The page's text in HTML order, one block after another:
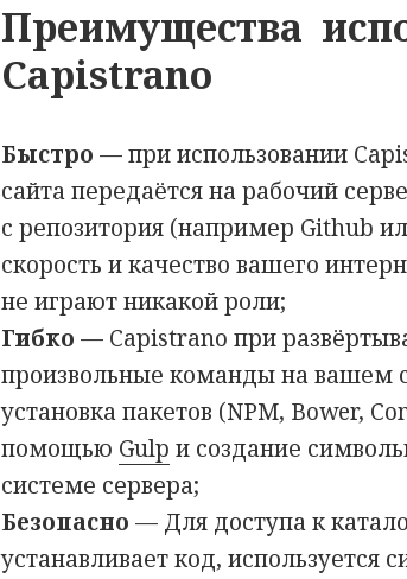
Преимущества
Capistrano
Быстро — при использовании
сайта передаётся на рабочий
с репозитория (например Github
скорость и качество вашего
не играют никакой роли;
Гибко — Capistrano при
произвольные команды на вашем
установка пакетов (NPM, Bower,
помощью Gulp и создание
системе сервера;
Безопасно — Для доступа к
устанавливает код, используется